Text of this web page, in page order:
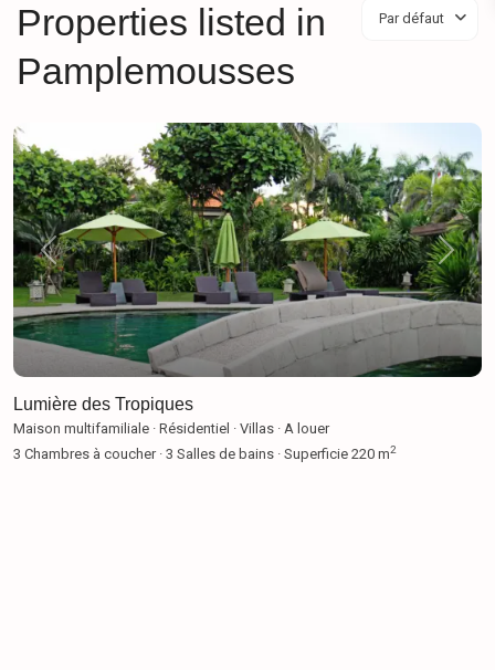
Par défaut
Properties listed in
Pamplemousses
Previous Next
Lumière des Tropiques
Maison multifamiliale · Résidentiel · Villas · A louer
3 Chambres à coucher · 3 Salles de bains · Superficie 220 m2